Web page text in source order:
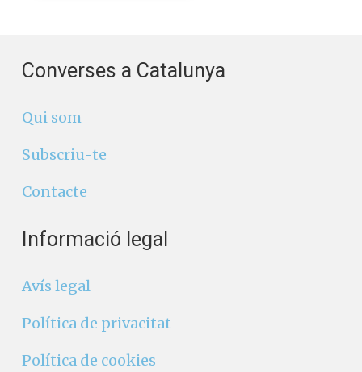
Converses a Catalunya
Qui som
Subscriu-te
Contacte
Informació legal
Avís legal
Política de privacitat
Política de cookies